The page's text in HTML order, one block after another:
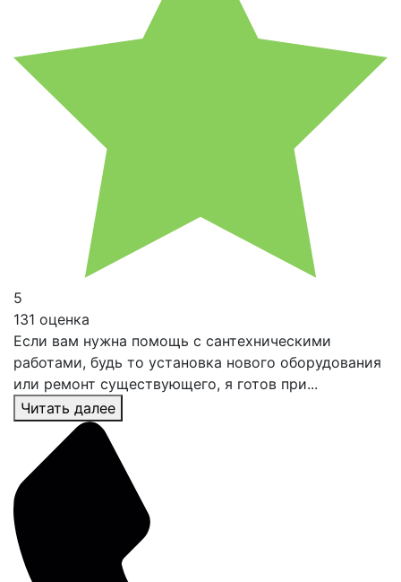
5
131 оценка
Если вам нужна помощь с сантехническими
работами, будь то установка нового оборудования
или ремонт существующего, я готов при...
Читать далее